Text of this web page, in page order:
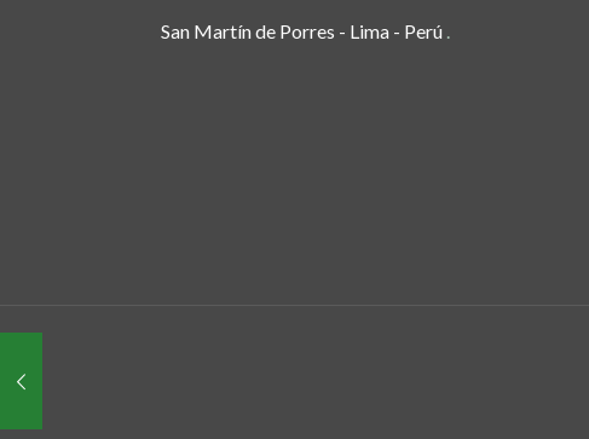
San Martín de Porres - Lima - Perú .